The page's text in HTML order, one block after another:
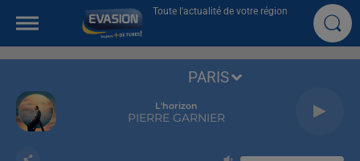
Toute l'actualité de votre région
L'horizon
PIERRE GARNIER
PARIS